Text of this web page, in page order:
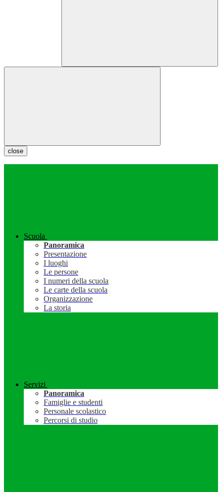
close
Scuola
Panoramica
Presentazione
I luoghi
Le persone
I numeri della scuola
Le carte della scuola
Organizzazione
La storia
Servizi
Panoramica
Famiglie e studenti
Personale scolastico
Percorsi di studio